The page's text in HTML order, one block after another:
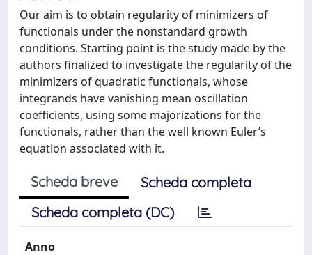
Our aim is to obtain regularity of minimizers of
functionals under the nonstandard growth
conditions. Starting point is the study made by the
authors finalized to investigate the regularity of the
minimizers of quadratic functionals, whose
integrands have vanishing mean oscillation
coefficients, using some majorizations for the
functionals, rather than the well known Euler’s
equation associated with it.
Scheda breve
Scheda completa
Scheda completa (DC)
Anno